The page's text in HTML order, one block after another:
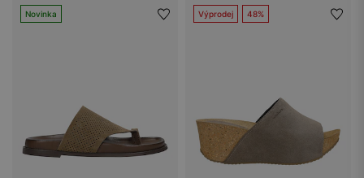
Novinka Výprodej 48%